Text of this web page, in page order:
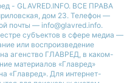
- GLAVRED.INFO. ВСЕ ПРАВА
дом 23. Телефон —
почты — info@glavred.info.
cубъектов в сфере медиа —
или воспроизведение
агенство ГЛАВРЕД, в каком-
материалов «Главред»
«Главред». Для интернет-